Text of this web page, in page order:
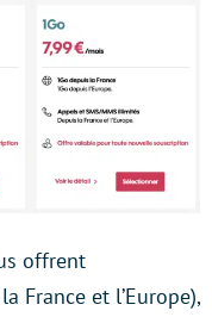
offrent
France et l’Europe),